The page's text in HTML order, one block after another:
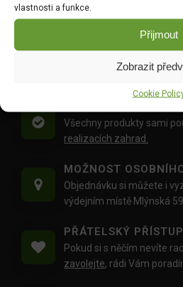
vlastnosti a funkce.
Přijmout
Zobrazit
Cookie
DOPRAVA ZDARMA
Doprava objednávek od
je
Všechny produkty sami
realizacích zahrad.
MOŽNOST
Objednávku si můžete i
výdejním místě Mlýnská
PŘÁTELSKÝ PŘÍSTUP
Pokud si s něčím nevíte
zavolejte, rádi Vám